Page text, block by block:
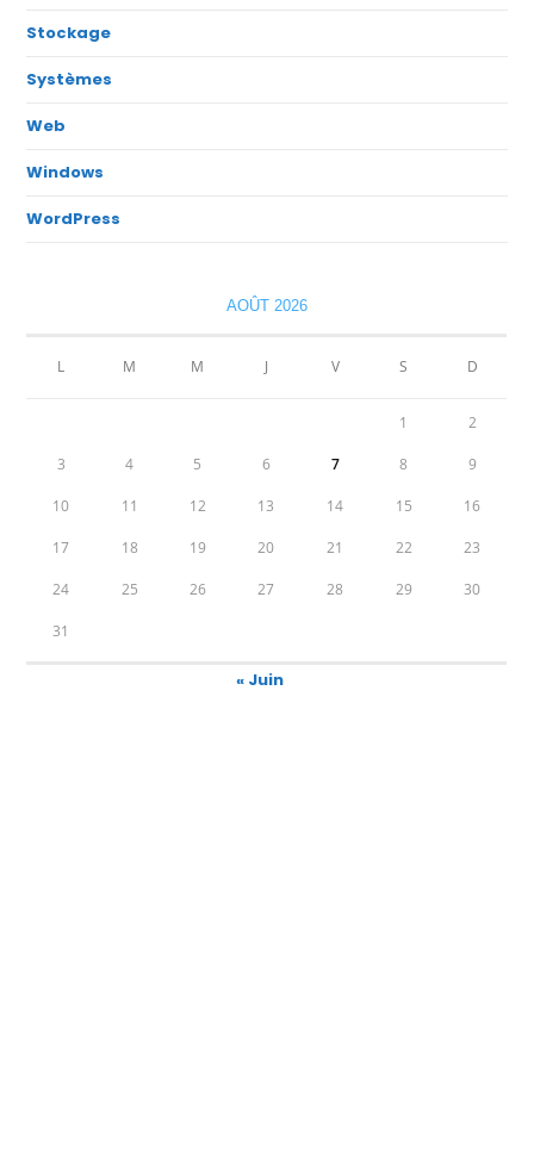
Stockage
Systèmes
Web
Windows
WordPress
AOÛT 2026
L M M J V S D
1 2
3 4 5 6 7 8 9
10 11 12 13 14 15 16
17 18 19 20 21 22 23
24 25 26 27 28 29 30
31
« Juin